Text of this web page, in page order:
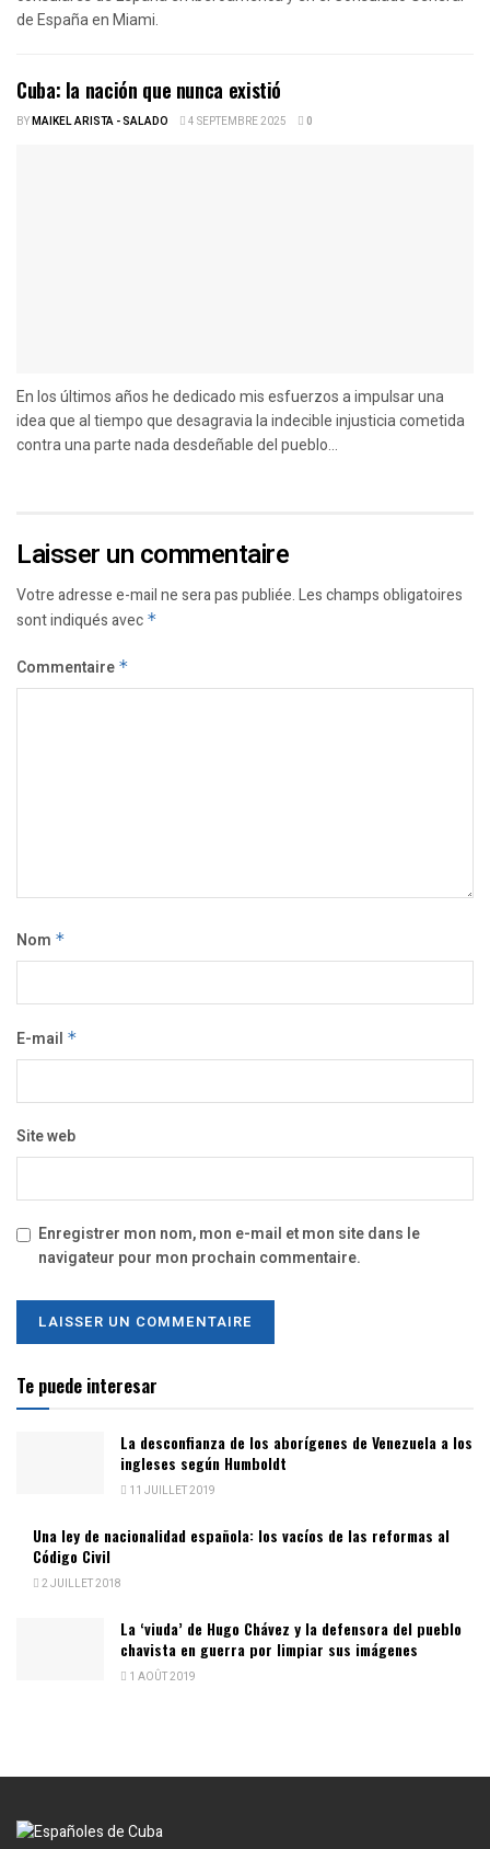
de España en Miami.
Cuba: la nación que nunca existió
BYMAIKEL ARISTA - SALADO 4 SEPTEMBRE 2025 0
En los últimos años he dedicado mis esfuerzos a impulsar una
idea que al tiempo que desagravia la indecible injusticia cometida
contra una parte nada desdeñable del pueblo...
Laisser un commentaire
Votre adresse e-mail ne sera pas publiée.Les champs obligatoires
sont indiqués avec *
Commentaire *
Nom *
E-mail *
Site web
Enregistrer mon nom, mon e-mail et mon site dans le
navigateur pour mon prochain commentaire.
Te puede interesar
La desconfianza de los aborígenes de Venezuela a los
ingleses según Humboldt
11 JUILLET 2019
Una ley de nacionalidad española: los vacíos de las reformas al
Código Civil
2 JUILLET 2018
La ‘viuda’ de Hugo Chávez y la defensora del pueblo
chavista en guerra por limpiar sus imágenes
1 AOÛT 2019